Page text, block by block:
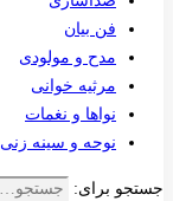
فن بیان
مدح و مولودی
مرثیه خوانی
نواها و نغمات
نوحه و سینه زنی
جستجو برای: